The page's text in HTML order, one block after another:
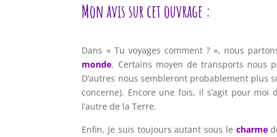
Mon avis sur cet ouvrage :
Dans « Tu voyages comment ? », nous
monde. Certains moyen de transports nous
D’autres nous sembleront probablement plus
concerne). Encore une fois, il s’agit pour moi
l’autre de la Terre.
Enfin, Je suis toujours autant sous le charme